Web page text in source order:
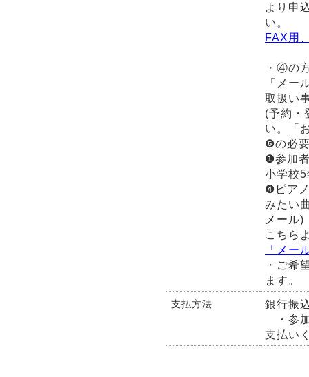
より申
い。
FAX用
・④の
「メー
取扱い
(予約・
い。「
❻の必
❶参加
小学校
❹ピア
みたい
メール)
こちら
「メー
・ご希
ます。
支払方法
銀行振
・参
支払い